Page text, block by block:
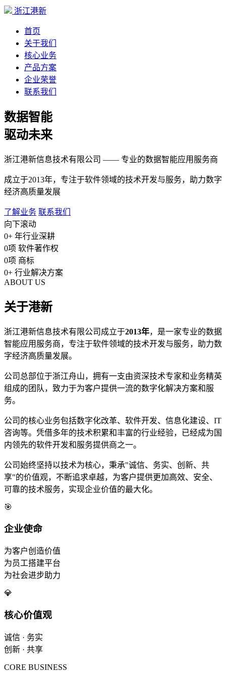
浙江港新
首页
关于我们
核心业务
产品方案
企业荣誉
联系我们
数据智能
驱动未来
浙江港新信息技术有限公司 —— 专业的数据智能应用服务商
成立于2013年，专注于软件领域的技术开发与服务，助力数字
经济高质量发展
了解业务 联系我们
向下滚动
0+ 年行业深耕
0项 软件著作权
0项 商标
0+ 行业解决方案
ABOUT US
关于港新
浙江港新信息技术有限公司成立于2013年，是一家专业的数据
智能应用服务商，专注于软件领域的技术开发与服务，助力数
字经济高质量发展。
公司总部位于浙江舟山，拥有一支由资深技术专家和业务精英
组成的团队，致力于为客户提供一流的数字化解决方案和服
务。
公司的核心业务包括数字化改革、软件开发、信息化建设、IT
咨询等。凭借多年的技术积累和丰富的行业经验，已经成为国
内领先的软件开发和服务提供商之一。
公司始终坚持以技术为核心，秉承"诚信、务实、创新、共
享"的价值观，不断追求卓越，为客户提供更加高效、安全、
可靠的技术服务，实现企业价值的最大化。
🎯
企业使命
为客户创造价值
为员工搭建平台
为社会进步助力
💎
核心价值观
诚信 · 务实
创新 · 共享
CORE BUSINESS